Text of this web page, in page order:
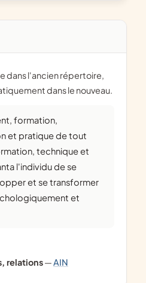
dans le nouveau.
et pratique de tout
technique et
l'individu de se
et se transformer
et
relations—AIN